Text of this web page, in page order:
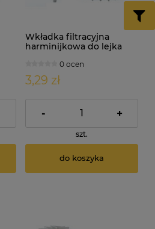
Wkładka filtracyjna
harminijkowa do lejka
Średnica: 40cm
0 ocen
3,29 zł
- +
szt.
do koszyka